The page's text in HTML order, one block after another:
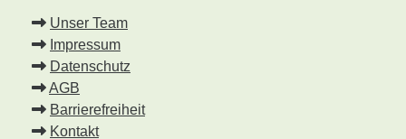
Unser Team
Impressum
Datenschutz
AGB
Barrierefreiheit
Kontakt